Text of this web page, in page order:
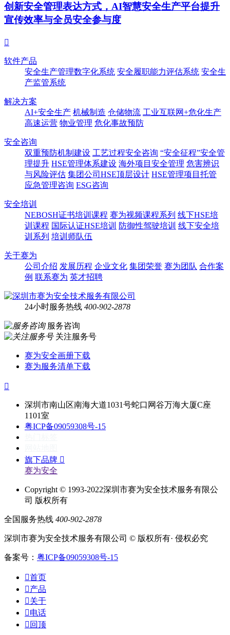
创新安全管理表达方式，AI智慧安全生产平台提升
宣传效率与全员安全参与度

软件产品
安全生产管理数字化系统 安全履职能力评估系统 安全生
产监管系统
解决方案
AI+安全生产 机械制造 仓储物流 工业互联网+危化生产
高速运营 物业管理 危化事故预防
安全咨询
双重预防机制建设 工艺过程安全咨询 “安全征程”安全管
理提升 HSE管理体系建设 海外项目安全管理 危害辨识
与风险评估 集团公司HSE顶层设计 HSE管理项目托管
应急管理咨询 ESG咨询
安全培训
NEBOSH证书培训课程 赛为视频课程系列 线下HSE培
训课程 国际认证HSE培训 防御性驾驶培训 线下安全培
训系列 培训师队伍
关于赛为
公司介绍 发展历程 企业文化 集团荣誉 赛为团队 合作案
例 联系赛为 英才招聘
24小时服务热线 400-902-2878
服务咨询
关注服务号
赛为安全画册下载
赛为服务清单下载

深圳市南山区南海大道1031号蛇口网谷万海大厦C座
1101室
粤ICP备09059308号-15
旗下品牌 
赛为安全
Copyright © 1993-2022深圳市赛为安全技术服务有限公
司 版权所有
全国服务热线 400-902-2878
深圳市赛为安全技术服务有限公司 © 版权所有· 侵权必究
备案号： 粤ICP备09059308号-15
首页
产品
关于
电话
 回顶